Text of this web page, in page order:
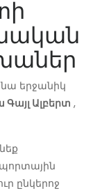
նա երջանիկ
Ալբերտ ,
ընկերոջ